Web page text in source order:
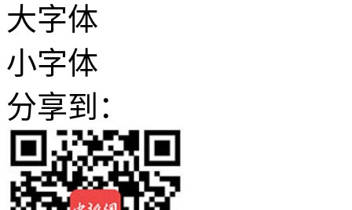
大字体
小字体
分享到：